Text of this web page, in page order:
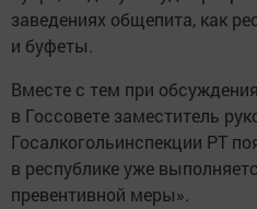
заведениях общепита, как
и буфеты.
Вместе с тем при
в Госсовете заместитель
Госалкогольинспекции РТ
в республике уже
превентивной меры».